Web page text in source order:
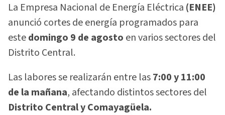
La Empresa Nacional de Energía Eléctrica (ENEE)
anunció cortes de energía programados para
estedomingo 9 de agosto en varios sectores del
Distrito Central.
Las labores se realizarán entre las7:00 y 11:00
de la mañana, afectando distintos sectores del
Distrito Central y Comayagüela.